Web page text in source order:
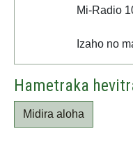
Mi-Radio
Izaho no
Hametraka
Midira aloha